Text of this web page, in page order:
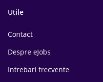
Utile
Contact
Despre eJobs
Intrebari frecvente